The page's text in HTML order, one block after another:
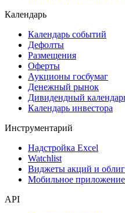
Календарь
Календарь событий
Дефолты
Размещения
Оферты
Аукционы госбумаг
Денежный рынок
Дивидендный
Календарь инвестора
Инструментарий
Надстройка Excel
Watchlist
Виджеты акций и
Мобильное
API